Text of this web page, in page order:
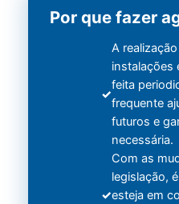
Por que fazer
A
instalações
feita
frequente
futuros e
necessária.
Com as
legislação,
esteja em